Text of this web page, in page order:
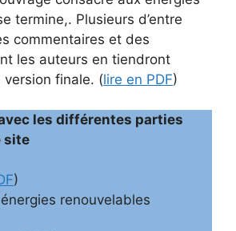
termine,. Plusieurs d’entre
commentaires et des
les auteurs en tiendront
finale. (lire en PDF)
les différentes parties
site
)
renouvelables